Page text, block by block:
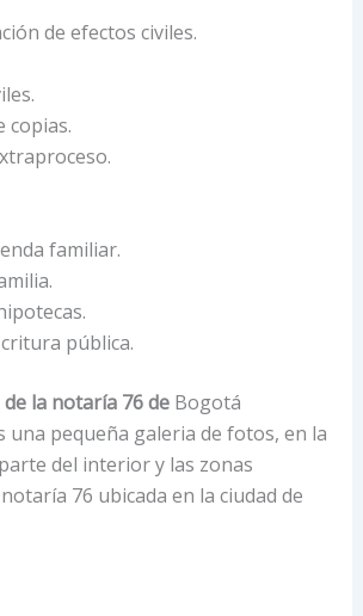
de efectos civiles.
copias.
familiar.
pública.
de la notaría 76 de Bogotá
una pequeña galeria de fotos, en la
del interior y las zonas
76 ubicada en la ciudad de